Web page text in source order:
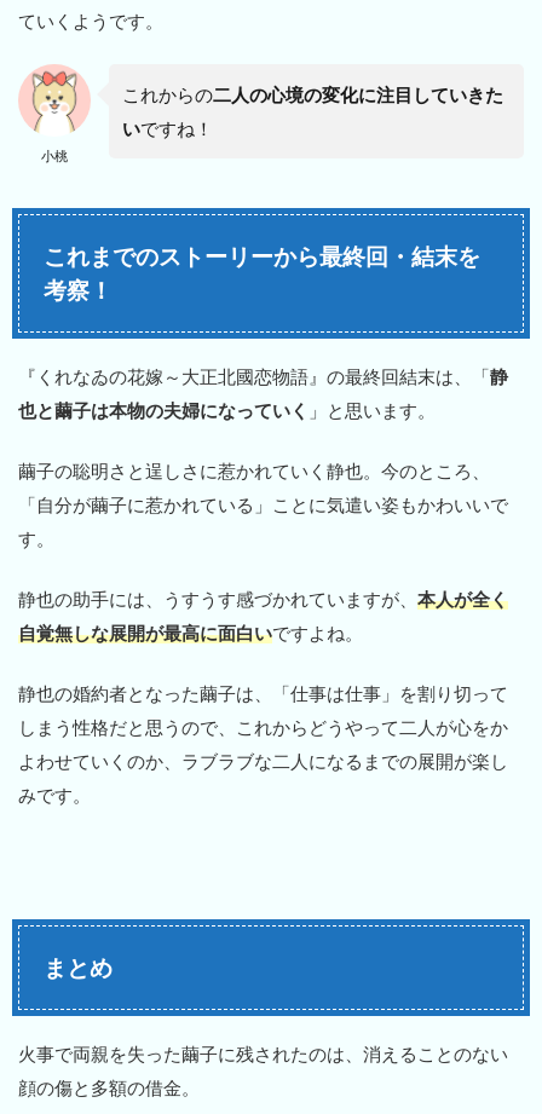
ていくようです。
小桃
これからの二人の心境の変化に注目していきた
いですね！
これまでのストーリーから最終回・結末を
考察！
『くれなゐの花嫁～大正北國恋物語』の最終回結末は、「静
也と繭子は本物の夫婦になっていく 」と思います。
繭子の聡明さと逞しさに惹かれていく静也。今のところ、
「自分が繭子に惹かれている」ことに気遣い姿もかわいいで
す。
静也の助手には、うすうす感づかれていますが、 本人が全く
自覚無しな展開が最高に面白いですよね。
静也の婚約者となった繭子は、「仕事は仕事」を割り切って
しまう性格だと思うので、これからどうやって二人が心をか
よわせていくのか、ラブラブな二人になるまでの展開が楽し
みです。
まとめ
火事で両親を失った繭子に残されたのは、消えることのない
顔の傷と多額の借金。